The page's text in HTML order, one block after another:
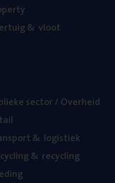
& vloot
sec­tor / Overheid
& logistiek
& recycling